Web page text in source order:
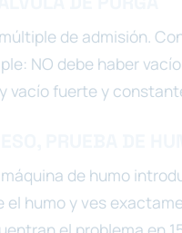
de admisión.
NO debe haber
vacío fuerte y
de humo
el humo y ves